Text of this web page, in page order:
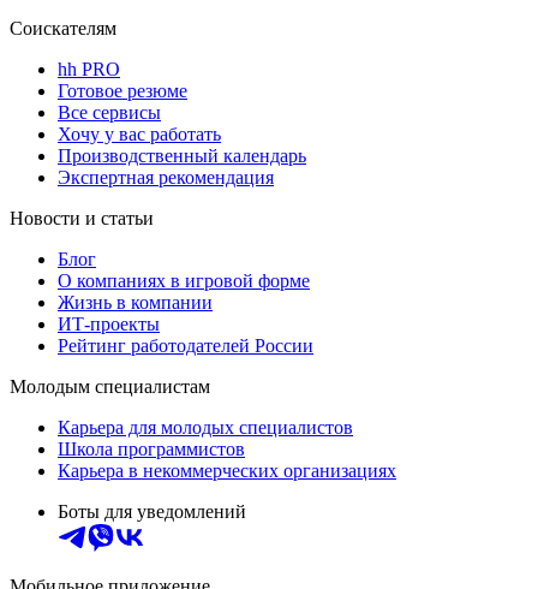
Соискателям
hh PRO
Готовое резюме
Все сервисы
Хочу у вас работать
Производственный календарь
Экспертная рекомендация
Новости и статьи
Блог
О компаниях в игровой форме
Жизнь в компании
ИТ-проекты
Рейтинг работодателей России
Молодым специалистам
Карьера для молодых специалистов
Школа программистов
Карьера в некоммерческих организациях
Боты для уведомлений